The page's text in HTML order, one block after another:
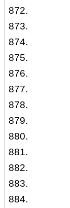
872.
873.
874.
875.
876.
877.
878.
879.
880.
881.
882.
883.
884.